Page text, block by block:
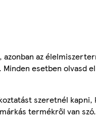
az
esetben olvasd
szeretnél
termékről van szó.